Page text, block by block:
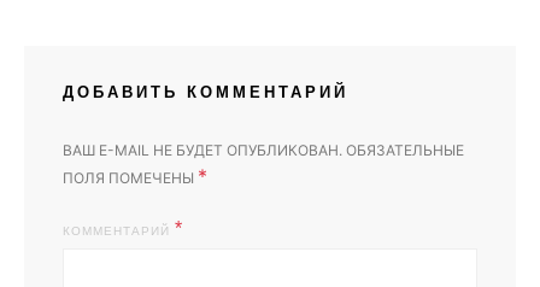
ДОБАВИТЬ КОММЕНТАРИЙ
ВАШ E-MAIL НЕ БУДЕТ ОПУБЛИКОВАН. ОБЯЗАТЕЛЬНЫЕ
ПОЛЯ ПОМЕЧЕНЫ *
КОММЕНТАРИЙ